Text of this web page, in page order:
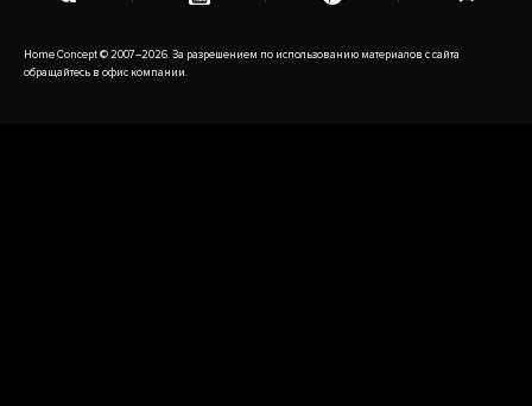
Home Concept © 2007–2026. За разрешением по использованию материалов с сайта
обращайтесь в офис компании.